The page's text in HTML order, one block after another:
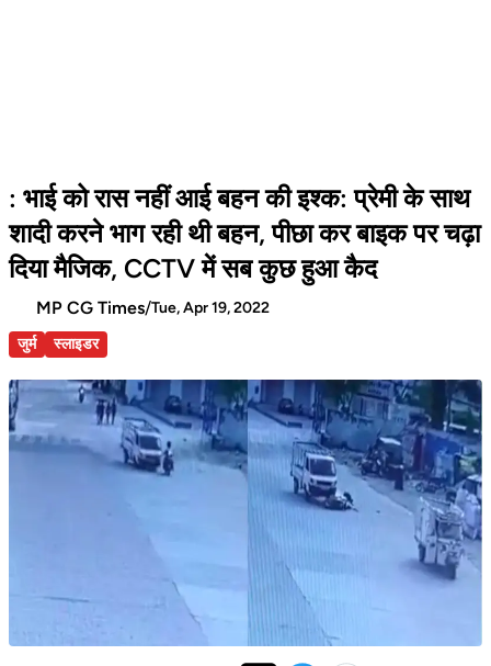
: भाई को रास नहीं आई बहन की इश्क: प्रेमी के साथ
शादी करने भाग रही थी बहन, पीछा कर बाइक पर चढ़ा
दिया मैजिक, CCTV में सब कुछ हुआ कैद
MP CG Times/Tue, Apr 19, 2022
जुर्म
स्लाइडर